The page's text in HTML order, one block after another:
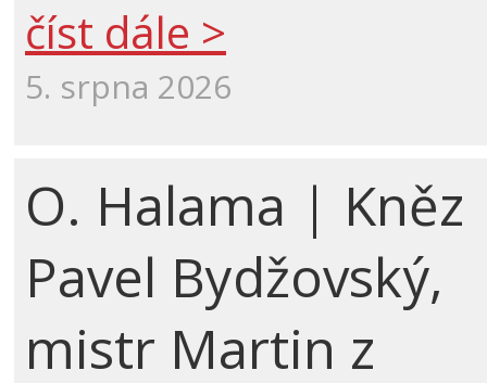
číst dále >
5. srpna 2026
O. Halama | Kněz
Pavel Bydžovský,
mistr Martin z